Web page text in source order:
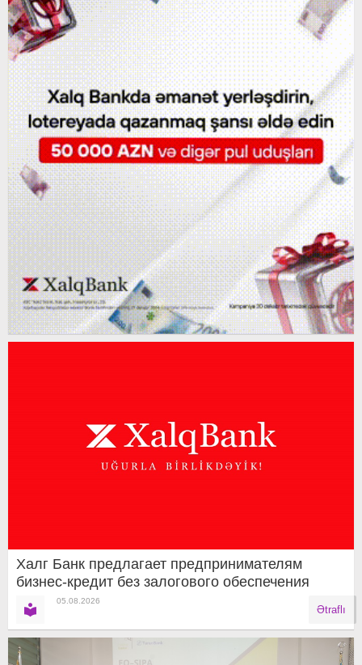
Халг Банк предлагает предпринимателям
бизнес-кредит без залогового обеспечения
05.08.2026
Ətraflı